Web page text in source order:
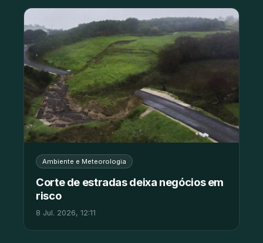
Ambiente e Meteorologia
Corte de estradas deixa negócios em
risco
8 Jul. 2026, 12:11